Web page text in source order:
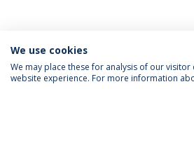
We use cookies
We may place these for analysis of our
website experience. For more information